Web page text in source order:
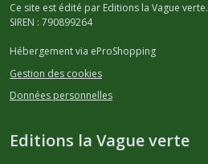
Ce site est édité par Editions la Vague verte.
SIREN : 790899264
Hébergement via eProShopping
Gestion des cookies
Données personnelles
Editions la Vague verte